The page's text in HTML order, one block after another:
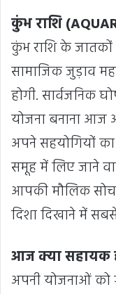
कुंभ राशि
कुंभ राशि के
सामाजिक जुड़ाव
होगी. सार्वजनिक
योजना बनाना आज
अपने सहयोगियों
समूह में लिए जाने
आपकी मौलिक
दिशा दिखाने में
आज क्या सहायक
अपनी योजनाओं को